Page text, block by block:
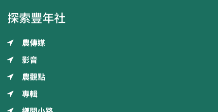
探索豐年社
農傳媒
影音
農觀點
專輯